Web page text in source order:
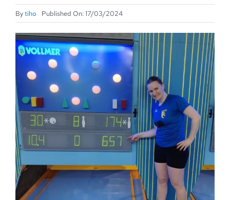
Bytiho Published On: 17/03/2024